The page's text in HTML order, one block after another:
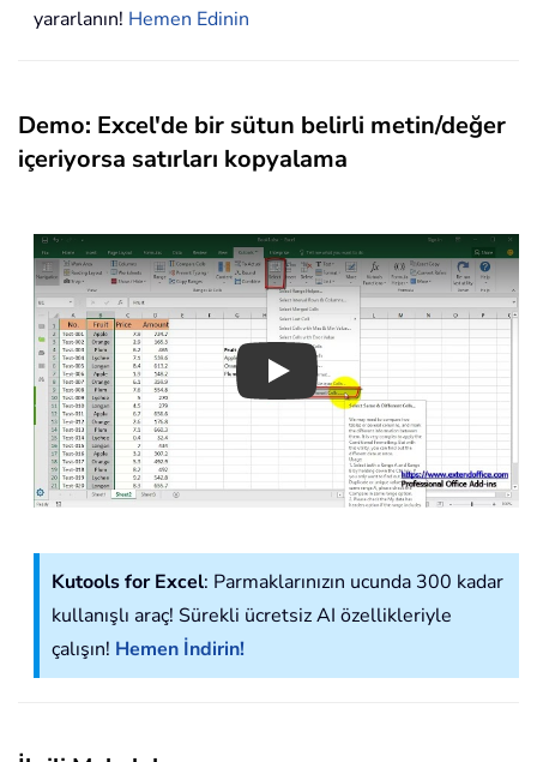
yararlanın! Hemen Edinin
Demo: Excel'de bir sütun belirli metin/değer
içeriyorsa satırları kopyalama
Play
Kutools for Excel: Parmaklarınızın ucunda 300 kadar
kullanışlı araç! Sürekli ücretsiz AI özellikleriyle
çalışın! Hemen İndirin!